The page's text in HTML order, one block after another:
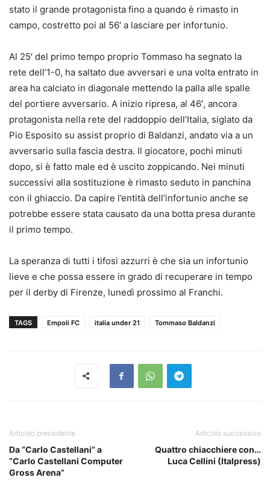
stato il grande protagonista fino a quando è rimasto in
campo, costretto poi al 56′ a lasciare per infortunio.
Al 25′ del primo tempo proprio Tommaso ha segnato la
rete dell’1-0, ha saltato due avversari e una volta entrato in
area ha calciato in diagonale mettendo la palla alle spalle
del portiere avversario. A inizio ripresa, al 46′, ancora
protagonista nella rete del raddoppio dell’Italia, siglato da
Pio Esposito su assist proprio di Baldanzi, andato via a un
avversario sulla fascia destra. Il giocatore, pochi minuti
dopo, si è fatto male ed è uscito zoppicando. Nei minuti
successivi alla sostituzione è rimasto seduto in panchina
con il ghiaccio. Da capire l’entità dell’infortunio anche se
potrebbe essere stata causato da una botta presa durante
il primo tempo.
La speranza di tutti i tifosi azzurri è che sia un infortunio
lieve e che possa essere in grado di recuperare in tempo
per il derby di Firenze, lunedì prossimo al Franchi.
TAGS Empoli FC italia under 21 Tommaso Baldanzi
Articolo precedente
Da “Carlo Castellani” a
“Carlo Castellani Computer
Gross Arena”
Articolo successivo
Quattro chiacchiere con…
Luca Cellini (Italpress)